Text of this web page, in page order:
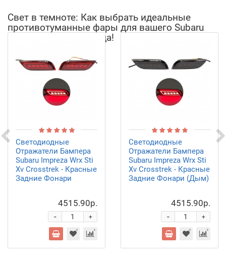
Свет в темноте: Как выбрать идеальные
противотуманные фары для вашего Subaru
XV – тренды 2023 года!
Светодиодные
Отражатели Бампера
Subaru Impreza Wrx Sti
Xv Crosstrek - Красные
Задние Фонари
4515.90р.
+
-
Светодиодные
Отражатели Бампера
Subaru Impreza Wrx Sti
Xv Crosstrek - Красные
Задние Фонари (Дым)
4515.90р.
+
-